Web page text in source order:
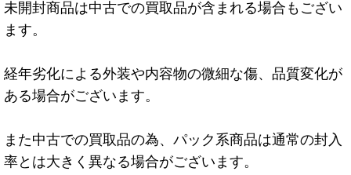
未開封商品は中古での買取品が含まれる場合もござい
ます。
経年劣化による外装や内容物の微細な傷、品質変化が
ある場合がございます。
また中古での買取品の為、パック系商品は通常の封入
率とは大きく異なる場合がございます。